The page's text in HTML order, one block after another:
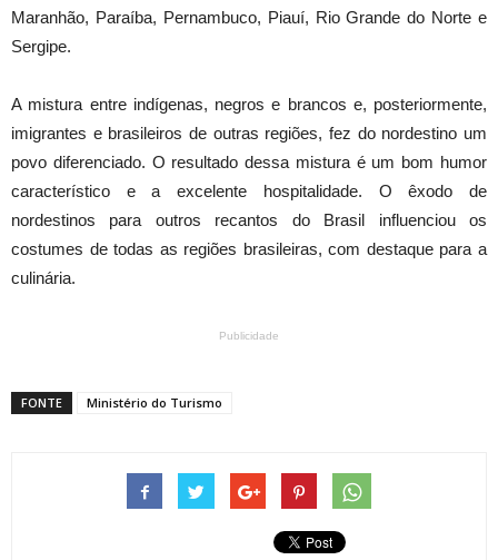
Maranhão, Paraíba, Pernambuco, Piauí, Rio Grande do Norte e
Sergipe.
A mistura entre indígenas, negros e brancos e, posteriormente,
imigrantes e brasileiros de outras regiões, fez do nordestino um
povo diferenciado. O resultado dessa mistura é um bom humor
característico e a excelente hospitalidade. O êxodo de
nordestinos para outros recantos do Brasil influenciou os
costumes de todas as regiões brasileiras, com destaque para a
culinária.
Publicidade
FONTE Ministério do Turismo